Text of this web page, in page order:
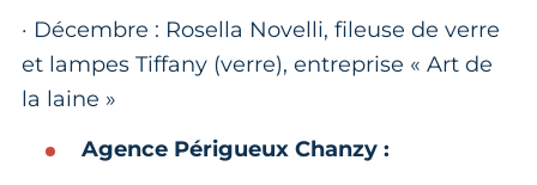
· Décembre : Rosella Novelli, fileuse de verre
et lampes Tiffany (verre), entreprise « Art de
la laine »
Agence Périgueux Chanzy :